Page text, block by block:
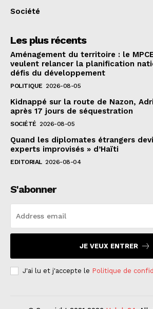
Société
Les plus récents
Aménagement du territoire : le
veulent relancer la planification
défis du développement
POLITIQUE 2026-08-05
Kidnappé sur la route de Nazon,
après 17 jours de séquestration
SOCIÉTÉ 2026-08-05
Quand les diplomates étrangers
experts improvisés » d’Haïti
EDITORIAL 2026-08-04
S'abonner
JE VEUX ENTRER
J'ai lu et j'accepte le Politique de